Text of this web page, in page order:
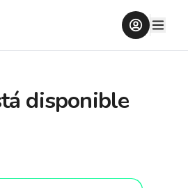
disponible